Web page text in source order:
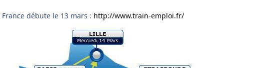
débute le 13 mars : http://www.train-emploi.fr/